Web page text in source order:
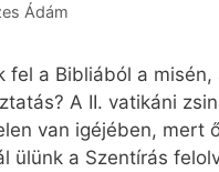
Ádám
fel a Bibliából a
A II. vatikáni
van igéjében, mert
ülünk a Szentírás